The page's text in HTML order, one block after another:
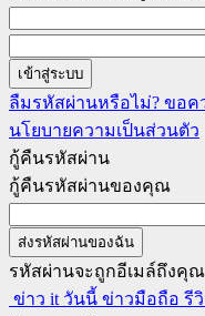
ลืมรหัสผ่านหรือไม่? ขอค
นโยบายความเป็นส่วนตัว
กู้คืนรหัสผ่าน
กู้คืนรหัสผ่านของคุณ
รหัสผ่านจะถูกอีเมล์ถึงคุณ
ข่าว it วันนี้ ข่าวมือถือ รี